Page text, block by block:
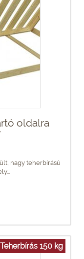
oldalra
nagy teherbírású
Teherbírás 150 kg